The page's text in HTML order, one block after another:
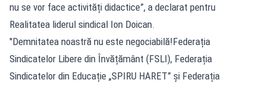
nu se vor face activități didactice”, a declarat pentru
Realitatea liderul sindical Ion Doican.
"Demnitatea noastră nu este negociabilă!Federația
Sindicatelor Libere din Învățământ (FSLI), Federația
Sindicatelor din Educație „SPIRU HARET” și Federația